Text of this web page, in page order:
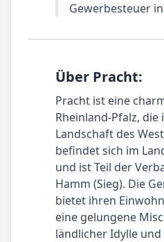
Gewerbesteuer
Über Pracht:
Pracht ist eine
Rheinland-Pfalz,
Landschaft des
befindet sich im
und ist Teil der
Hamm (Sieg). Die
bietet ihren
eine gelungene
ländlicher Idylle